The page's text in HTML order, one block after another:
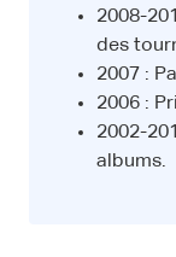
2008-
des
2007 :
2006 :
2002-
albums.